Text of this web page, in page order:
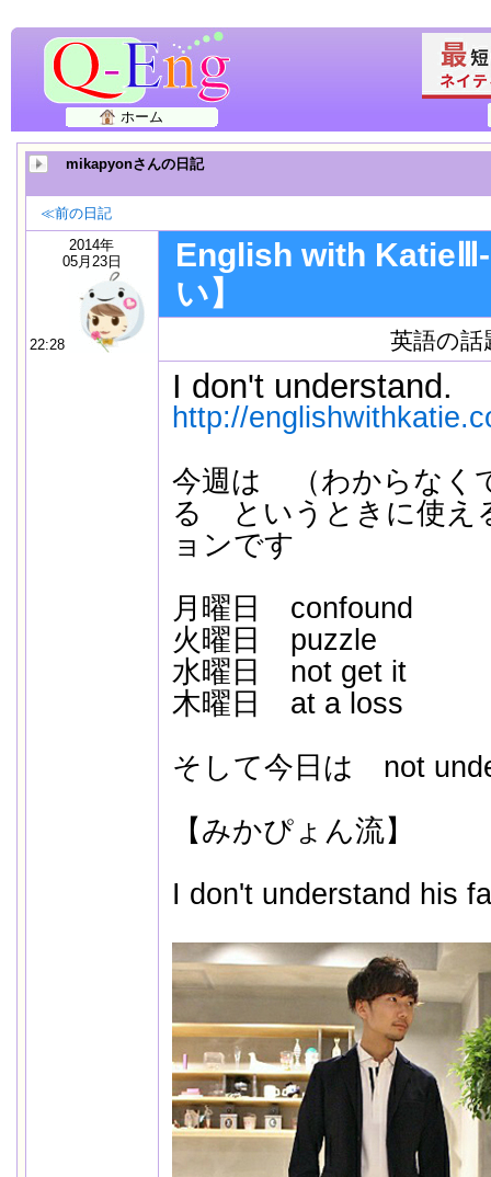
ホーム
mikapyonさんの日記
≪前の日記
2014年
05月23日
22:28
English with
い】
英語の話
I don't understand.
http://
今週は （わからなく
る というときに使え
ョンです
月曜日 confound
火曜日 puzzle
水曜日 not get it
木曜日 at a loss
そして今日は not
【みかぴょん流】
I don't understand his